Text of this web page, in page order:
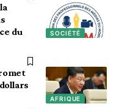
SOCIÉTÉ
du
AFRIQUE